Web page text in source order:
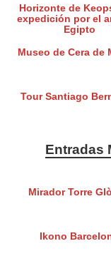
Horizonte de
expedición por el
Egipto
Museo de Cera de
Tour Santiago
Entradas
Mirador Torre
Ikono